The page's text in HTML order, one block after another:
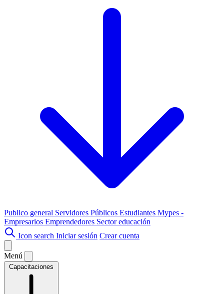
Publico general Servidores Públicos Estudiantes Mypes -
Empresarios Emprendedores Sector educación
Icon search Iniciar sesión Crear cuenta
Menú
Capacitaciones